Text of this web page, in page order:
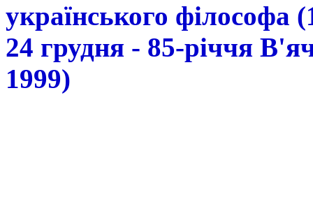
українського філософа
24 грудня - 85-річчя
1999)